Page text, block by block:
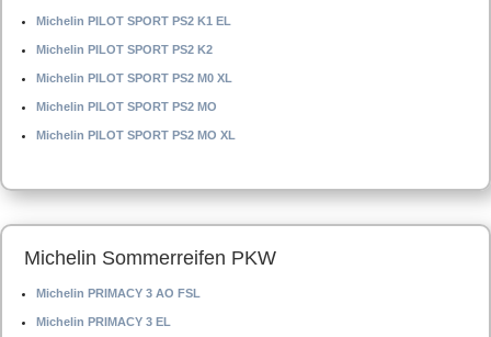
Michelin PILOT SPORT PS2 K1 EL
Michelin PILOT SPORT PS2 K2
Michelin PILOT SPORT PS2 M0 XL
Michelin PILOT SPORT PS2 MO
Michelin PILOT SPORT PS2 MO XL
Michelin Sommerreifen PKW
Michelin PRIMACY 3 AO FSL
Michelin PRIMACY 3 EL